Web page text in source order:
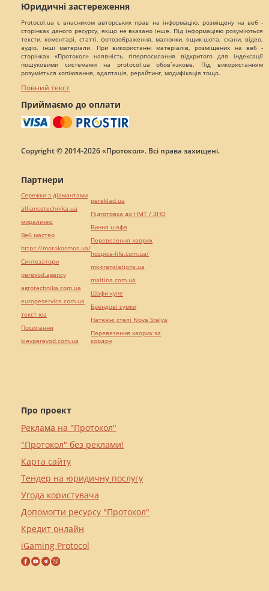
Юридичні застереження
Protocol.ua є власником авторських прав на інформацію, розміщену на веб -
сторінках даного ресурсу, якщо не вказано інше. Під інформацією розуміються
тексти, коментарі, статті, фотозображення, малюнки, ящик-шота, скани, відео,
аудіо, інші матеріали. При використанні матеріалів, розміщених на веб -
сторінках «Протокол» наявність гіперпосилання відкритого для індексації
пошуковими системами на protocol.ua обов`язкове. Під використанням
розуміється копіювання, адаптація, рерайтинг, модифікація тощо.
Повний текст
Приймаємо до оплати
Copyright © 2014-2026 «Протокол». Всі права захищені.
Про проект
Реклама на "Протокол"
"Протокол" без реклами!
Карта сайту
Тендер на юридичну послугу
Угода користувача
Допомогти ресурсу "Протокол"
Кредит онлайн
iGaming Protocol
Партнери
Сережки з діамантами
alliancetechnika.ua
миралинкс
Веб мастер
https://motokosmos.ua/
Синтезатори
perevod.agency
agrotechnika.com.ua
europeservice.com.ua
текст юа
Посилання
kievperevod.com.ua
pereklad.ua
Підготовка до НМТ / ЗНО
Винна шафа
Перевезення хворих
hospice-life.com.ua/
mk-translations.ua
maltina.com.ua
Шафи купе
Брендові сумки
Натяжні стелі Nova Stelya
Перевезення хворих за
кордон